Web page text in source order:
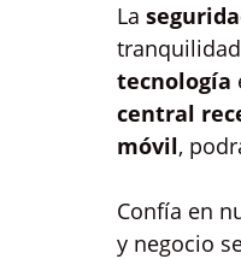
La
tecnología
central
móvil,
Confía en
y negocio